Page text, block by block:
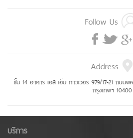
Follow Us
Address
ชั้น 14 อาคาร เอส เอ็ม ทาวเวอร์ 979/17-21 ถนนพ
กรุงเทพฯ 10400
บริการ